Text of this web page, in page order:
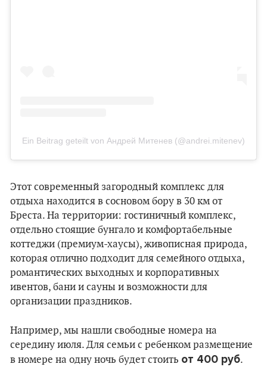
Ein Beitrag geteilt von Андрей Митенев (@andrei.mitenev)
Этот современный загородный комплекс для
отдыха находится в сосновом бору в 30 км от
Бреста. На территории: гостиничный комплекс,
отдельно стоящие бунгало и комфортабельные
коттеджи (премиум-хаусы), живописная природа,
которая отлично подходит для семейного отдыха,
романтических выходных и корпоративных
ивентов, бани и сауны и возможности для
организации праздников.
Например, мы нашли свободные номера на
середину июля. Для семьи с ребенком размещение
в номере на одну ночь будет стоить от 400 руб.